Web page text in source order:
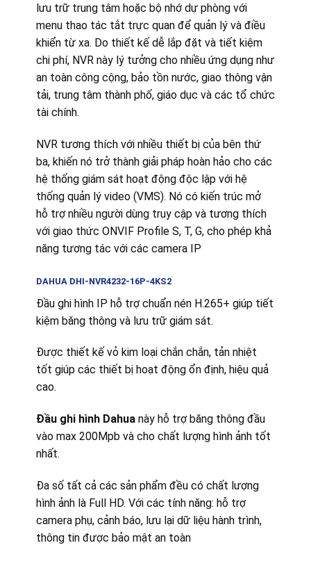
lưu trữ trung tâm hoặc bộ nhớ dự phòng với
menu thao tác tắt trực quan để quản lý và điều
khiển từ xa. Do thiết kế dễ lắp đặt và tiết kiệm
chi phí, NVR này lý tưởng cho nhiều ứng dụng như
an toàn công cộng, bảo tồn nước, giao thông vận
tải, trung tâm thành phố, giáo dục và các tổ chức
tài chính.
NVR tương thích với nhiều thiết bị của bên thứ
ba, khiến nó trở thành giải pháp hoàn hảo cho các
hệ thống giám sát hoạt động độc lập với hệ
thống quản lý video (VMS). Nó có kiến trúc mở
hỗ trợ nhiều người dùng truy cập và tương thích
với giao thức ONVIF Profile S, T, G, cho phép khả
năng tương tác với các camera IP
DAHUA DHI-NVR4232-16P-4KS2
Đầu ghi hình IP hỗ trợ chuẩn nén H.265+ giúp tiết
kiệm băng thông và lưu trữ giám sát.
Được thiết kế vỏ kim loại chắn chắn, tản nhiệt
tốt giúp các thiết bị hoạt động ổn định, hiệu quả
cao.
Đầu ghi hình Dahuanày hỗ trợ băng thông đầu
vào max 200Mpb và cho chất lượng hình ảnh tốt
nhất.
Đa số tất cả các sản phẩm đều có chất lượng
hình ảnh là Full HD. Với các tính năng: hỗ trợ
camera phụ, cảnh báo, lưu lại dữ liệu hành trình,
thông tin được bảo mật an toàn